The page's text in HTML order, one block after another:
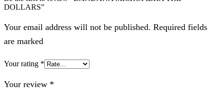
DOLLARS”
Your email address will not be published. Required fields
are marked
Your rating *
Your review *